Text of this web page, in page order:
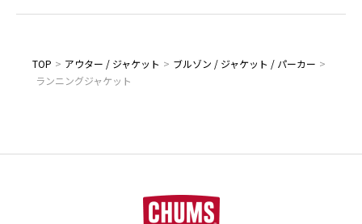
TOP > アウター / ジャケット > ブルゾン / ジャケット / パーカー >
ランニングジャケット